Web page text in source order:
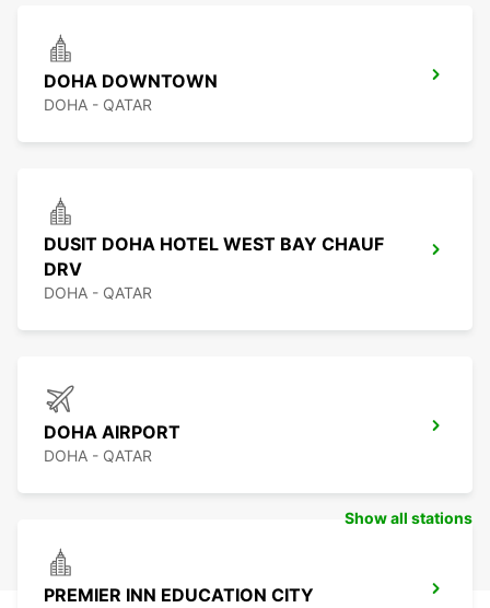
DOHA DOWNTOWN
DOHA - QATAR
DUSIT DOHA HOTEL WEST BAY CHAUF
DRV
DOHA - QATAR
DOHA AIRPORT
DOHA - QATAR
PREMIER INN EDUCATION CITY
Show all stations